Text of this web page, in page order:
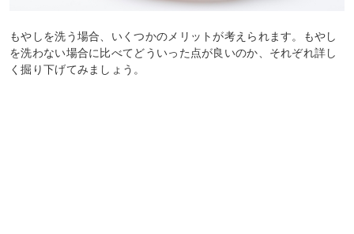
もやしを洗う場合、いくつかのメリットが考えられます。もやし
を洗わない場合に比べてどういった点が良いのか、それぞれ詳し
く掘り下げてみましょう。